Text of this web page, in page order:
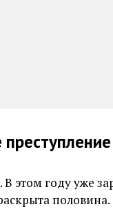
этом году уже
половина.